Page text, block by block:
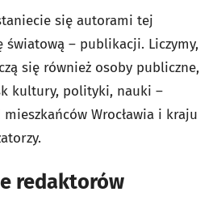
się autorami tej
światową – publikacji. Liczymy,
się również osoby publiczne,
kultury, polityki, nauki –
Wrocławia i kraju
redaktorów